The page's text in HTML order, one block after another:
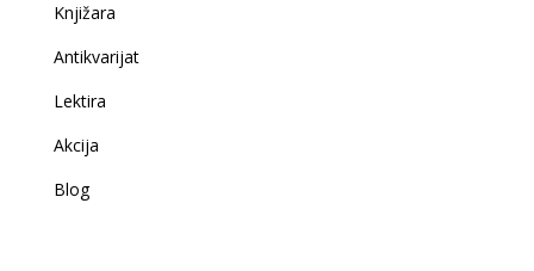
Knjižara
Antikvarijat
Lektira
Akcija
Blog